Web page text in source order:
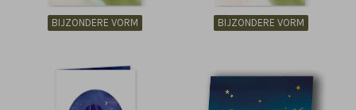
BIJZONDERE VORM BIJZONDERE VORM